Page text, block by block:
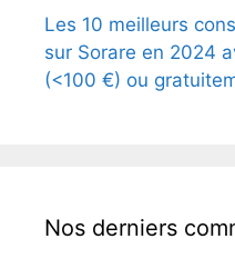
Les 10 meilleurs
sur Sorare en 2024
(<100 €) ou
Nos derniers